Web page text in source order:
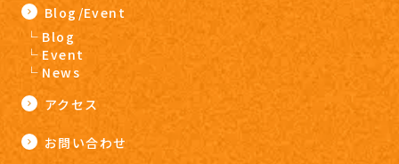
Blog/Event
Blog
Event
News
アクセス
お問い合わせ